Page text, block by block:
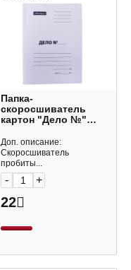
Папка-
скоросшиватель
картон "Дело №"
немелов. 257319
OfficeSpace
Доп. описание:
Скоросшиватель
пробиты...
- +
22